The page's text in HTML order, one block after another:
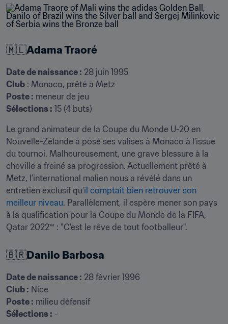
🇲🇱Adama Traoré
Date de naissance :
Club
Poste :
Sélections : 15 (4 buts)
Le grand animateur de la Coupe du Monde U-20 en
Nouvelle-Zélande a posé ses valises à Monaco à l’issue
du tournoi. Malheureusement, une grave blessure à la
cheville a freiné sa progression. Actuellement prêté à
Metz, l’international malien nous a révélé dans un
entretien exclusif qu’il comptait bien retrouver son
meilleur niveau. Parallèlement, il espère mener son pays
à la qualification pour la Coupe du Monde de la FIFA,
Qatar 2022™ : "C’est le rêve de tout footballeur".
🇧🇷Danilo Barbosa
Date de naissance :
Club :
Poste :
Sélections : -